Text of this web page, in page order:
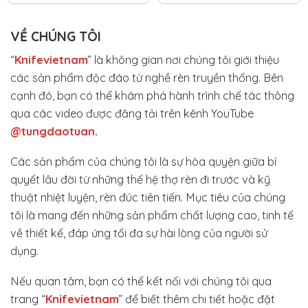
VỀ CHÚNG TÔI
“Knifevietnam” là không gian nơi chúng tôi giới thiệu
các sản phẩm độc đáo từ nghề rèn truyền thống. Bên
cạnh đó, bạn có thể khám phá hành trình chế tác thông
qua các video được đăng tải trên kênh YouTube
@tungdaotuan.
Các sản phẩm của chúng tôi là sự hòa quyện giữa bí
quyết lâu đời từ những thế hệ thợ rèn đi trước và kỹ
thuật nhiệt luyện, rèn đúc tiên tiến. Mục tiêu của chúng
tôi là mang đến những sản phẩm chất lượng cao, tinh tế
về thiết kế, đáp ứng tối đa sự hài lòng của người sử
dụng.
Nếu quan tâm, bạn có thể kết nối với chúng tôi qua
trang “Knifevietnam” để biết thêm chi tiết hoặc đặt